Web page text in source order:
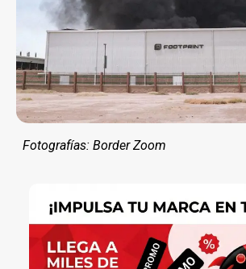
Fotografías: Border Zoom